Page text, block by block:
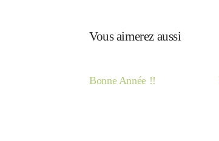
Vous aimerez aussi
Bonne Année !!